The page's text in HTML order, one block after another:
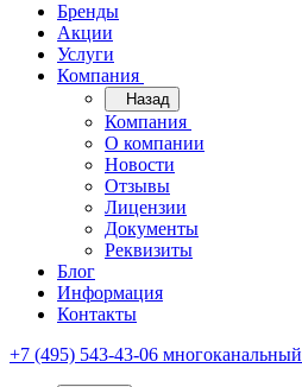
Бренды
Акции
Услуги
Компания
Назад
Компания
О компании
Новости
Отзывы
Лицензии
Документы
Реквизиты
Блог
Информация
Контакты
+7 (495) 543-43-06 многоканальный